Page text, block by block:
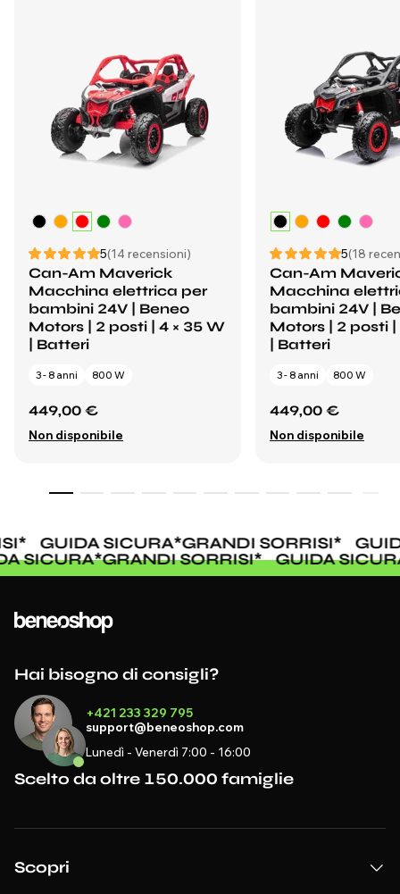
5(14 recensioni)
Can-Am Maverick
Macchina elettrica per
bambini 24V | Beneo
Motors | 2 posti | 4 × 35 W
| Batteri
3 - 8 anni 800 W
449,00 €
Non disponibile
5(18
Can-Am
Macchina
bambini 24V |
Motors | 2 posti |
| Batteri
3 - 8 anni 800 W
449,00 €
Non disponibile
* GUIDA SICURA*GRANDI SORRISI*
SICURA*GRANDI SORRISI* GUIDA
Hai bisogno di consigli?
+421 233 329 795
support@beneoshop.com
Lunedì - Venerdì 7:00 - 16:00
Scelto da oltre 150.000 famiglie
Scopri